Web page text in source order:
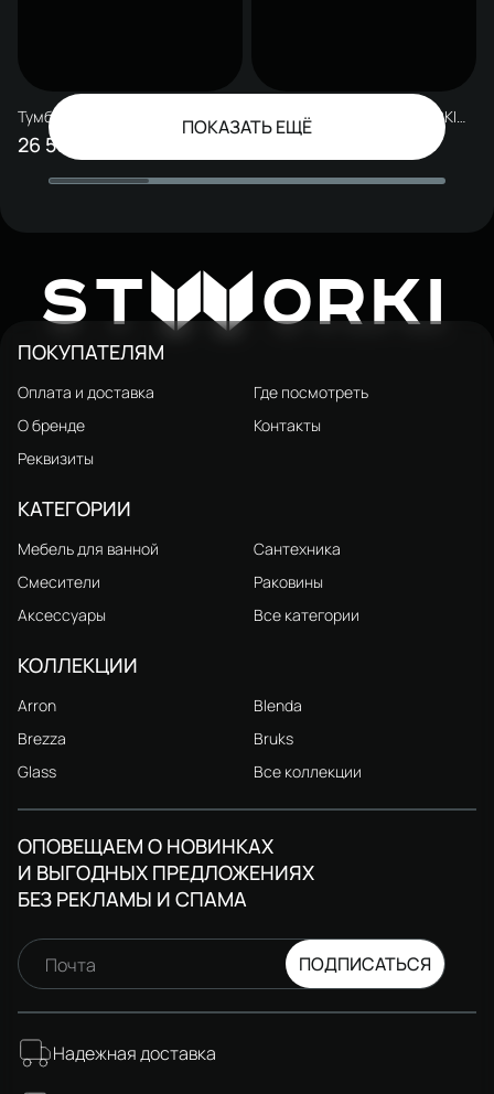
Тумба с раковиной STWORKI
Хадстен 55 напольная, белая
26 593 ₽
Тумба с раковиной STWORKI
Хадстен 55 подвесная, латте
27 085 ₽
ПОКАЗАТЬ ЕЩЁ
STW ORKI
ПОКУПАТЕЛЯМ
Оплата и доставка
Где посмотреть
О бренде
Контакты
Реквизиты
КАТЕГОРИИ
Мебель для ванной
Сантехника
Смесители
Раковины
Аксессуары
Все категории
КОЛЛЕКЦИИ
Arron
Blenda
Brezza
Bruks
Glass
Все коллекции
ОПОВЕЩАЕМ О НОВИНКАХ
И ВЫГОДНЫХ ПРЕДЛОЖЕНИЯХ
БЕЗ РЕКЛАМЫ И СПАМА
Почта ПОДПИСАТЬСЯ
Надежная доставка